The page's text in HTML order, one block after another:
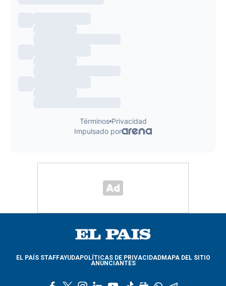
EL PAÍS STAFFAYUDAPOLÍTICAS DE PRIVACIDADMAPA DEL SITIO
ANUNCIANTES